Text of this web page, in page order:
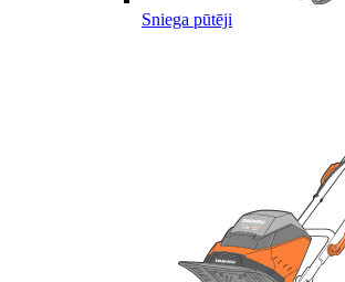
Sniega pūtēji